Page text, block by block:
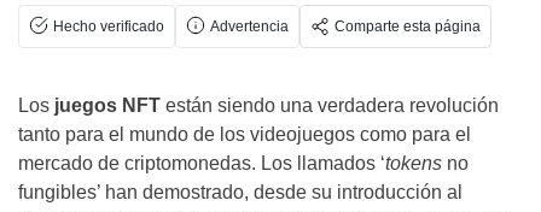
Hecho verificado Advertencia Comparte esta página
Los juegos NFT están siendo una verdadera revolución
tanto para el mundo de los videojuegos como para el
mercado de criptomonedas. Los llamados ‘tokens no
fungibles’ han demostrado, desde su introducción al